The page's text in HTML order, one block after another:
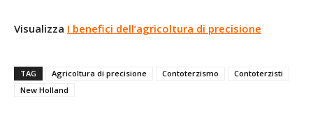
Visualizza I benefici dell’agricoltura di precisione
TAG Agricoltura di precisione Contoterzismo
Contoterzisti
New Holland